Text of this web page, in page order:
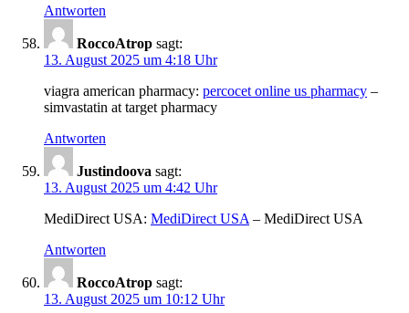
Antworten
RoccoAtrop sagt:
13. August 2025 um 4:18 Uhr
viagra american pharmacy: percocet online us pharmacy –
simvastatin at target pharmacy
Antworten
Justindoova sagt:
13. August 2025 um 4:42 Uhr
MediDirect USA: MediDirect USA – MediDirect USA
Antworten
RoccoAtrop sagt:
13. August 2025 um 10:12 Uhr